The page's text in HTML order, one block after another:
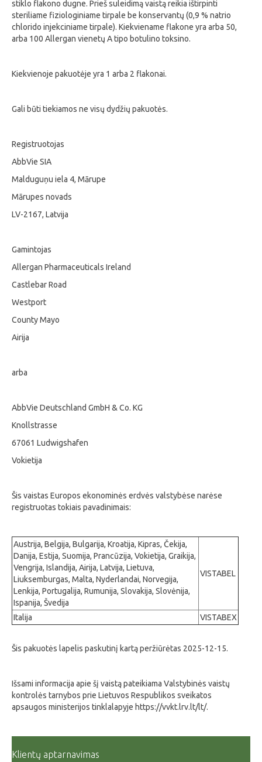
stiklo flakono dugne. Prieš suleidimą vaistą reikia ištirpinti
steriliame fiziologiniame tirpale be konservantų (0,9 % natrio
chlorido injekciniame tirpale). Kiekviename flakone yra arba 50,
arba 100 Allergan vienetų A tipo botulino toksino.
Kiekvienoje pakuotėje yra 1 arba 2 flakonai.
Gali būti tiekiamos ne visų dydžių pakuotės.
Registruotojas
AbbVie SIA
Malduguņu iela 4, Mārupe
Mārupes novads
LV-2167, Latvija
Gamintojas
Allergan Pharmaceuticals Ireland
Castlebar Road
Westport
County Mayo
Airija
arba
AbbVie Deutschland GmbH & Co. KG
Knollstrasse
67061 Ludwigshafen
Vokietija
Šis vaistas Europos ekonominės erdvės valstybėse narėse
registruotas tokiais pavadinimais:
Austrija, Belgija, Bulgarija, Kroatija, Kipras, Čekija,
Danija, Estija, Suomija, Prancūzija, Vokietija, Graikija,
Vengrija, Islandija, Airija, Latvija, Lietuva,
Liuksemburgas, Malta, Nyderlandai, Norvegija,
Lenkija, Portugalija, Rumunija, Slovakija, Slovėnija,
Ispanija, Švedija
VISTABEL
Italija VISTABEX
Šis pakuotės lapelis paskutinį kartą peržiūrėtas 2025-12-15.
Išsami informacija apie šį vaistą pateikiama Valstybinės vaistų
kontrolės tarnybos prie Lietuvos Respublikos sveikatos
apsaugos ministerijos tinklalapyje https://vvkt.lrv.lt/lt/.
Klientų aptarnavimas